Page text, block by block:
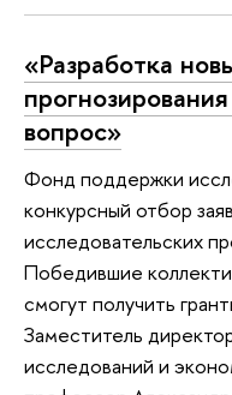
«Разработка
вопрос»
Фонд поддержки
конкурсный отбор
исследовательских
Победившие
смогут получить
Заместитель
исследований и